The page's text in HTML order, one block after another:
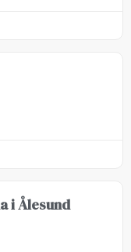
i Ålesund